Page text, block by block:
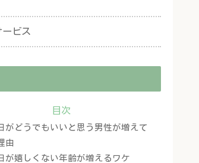
ービス
目次
がどうでもいいと思う男性が増えて
由
が嬉しくない年齢が増えるワケ